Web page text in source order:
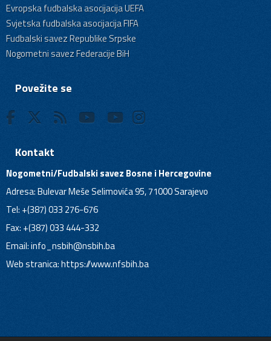
Evropska fudbalska asocijacija UEFA
Svjetska fudbalska asocijacija FIFA
Fudbalski savez Republike Srpske
Nogometni savez Federacije BiH
Povežite se
Kontakt
Nogometni/Fudbalski savez Bosne i Hercegovine
Adresa: Bulevar Meše Selimovića 95, 71000 Sarajevo
Tel: +(387) 033 276-676
Fax: +(387) 033 444-332
Email:info_nsbih@nsbih.ba
Web stranica: https://www.nfsbih.ba